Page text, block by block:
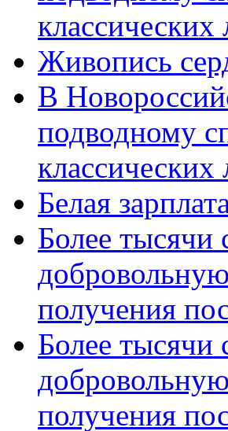
Живопись
В
подводному
классических
Белая
Более тысячи
получения
Более тысячи
получения